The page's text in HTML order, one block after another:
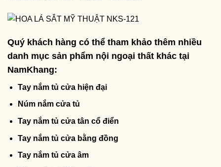
Quý khách hàng có thể tham khảo thêm nhiều
danh mục sản phẩm nội ngoại thất khác tại
NamKhang:
Tay nắm tủ cửa hiện đại
Núm nắm cửa tủ
Tay nắm tủ cửa tân cổ điển
Tay nắm tủ cửa bằng đồng
Tay nắm tủ cửa âm